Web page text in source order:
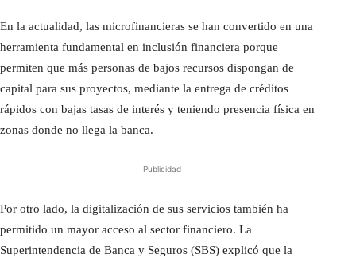
En la actualidad, las microfinancieras se han convertido en una
herramienta fundamental en inclusión financiera porque
permiten que más personas de bajos recursos dispongan de
capital para sus proyectos, mediante la entrega de créditos
rápidos con bajas tasas de interés y teniendo presencia física en
zonas donde no llega la banca.
Publicidad
Por otro lado, la digitalización de sus servicios también ha
permitido un mayor acceso al sector financiero. La
Superintendencia de Banca y Seguros (SBS) explicó que la